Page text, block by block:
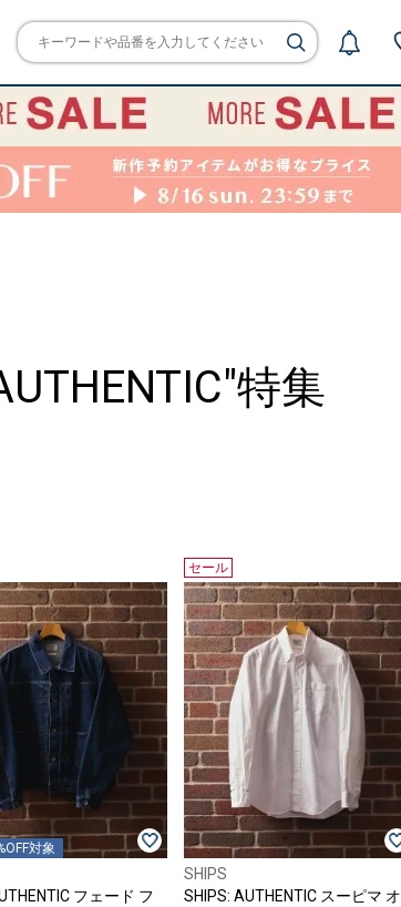
特集
対象
フェード フ
セール
SHIPS
SHIPS: AUTHENTIC スーピマ オ